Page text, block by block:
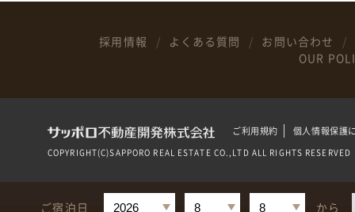
ご宿泊日 から
採用情報 よくある質問
お問い合わせ
OUR
ご利用規約 個人情報保護
COPYRIGHT(C)SAPPORO REAL ESTATE CO.,LTD ALL RIGHTS RESERVED